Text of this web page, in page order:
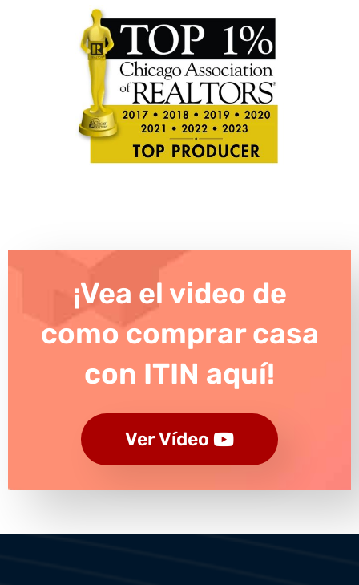
¡Vea el video de
como comprar casa
con ITIN aquí!
Ver Vídeo